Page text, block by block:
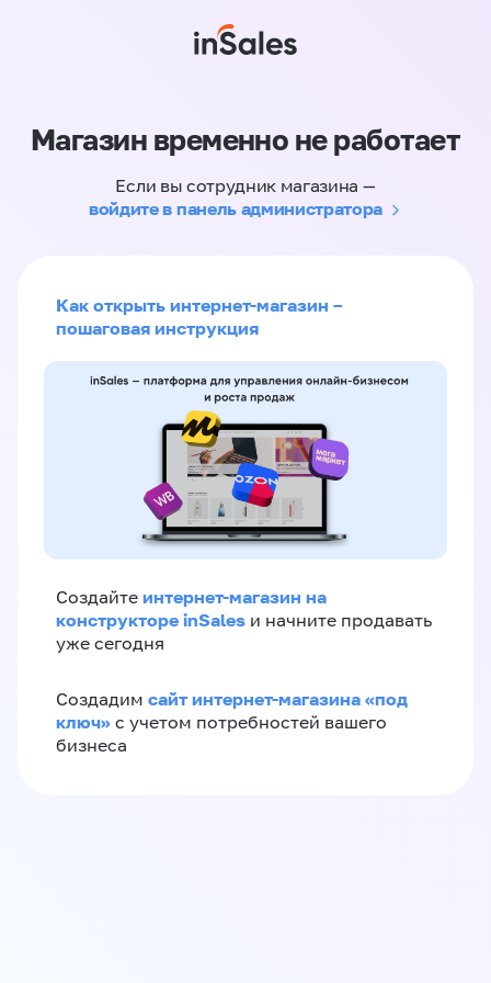
Магазин временно не работает
Если вы сотрудник магазина —
войдите в панель администратора
Как открыть интернет-магазин –
пошаговая инструкция
Создайте интернет-магазин на
конструкторе inSales и начните продавать
уже сегодня
Создадим сайт интернет-магазина «под
ключ» с учетом потребностей вашего
бизнеса